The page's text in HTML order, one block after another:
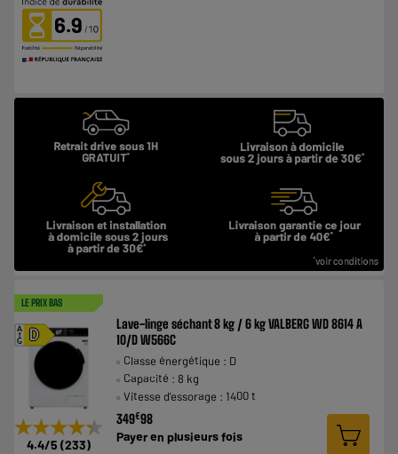
6.9
LE PRIX BAS
D
A
G
★★★★★
★★★★★
4.4/5 (233)
Lave-linge séchant 8 kg / 6 kg VALBERG WD 8614 A
10/D W566C
Classe énergétique : D
Capacité : 8 kg
Vitesse d'essorage : 1400 t
349€98
Payer en plusieurs fois